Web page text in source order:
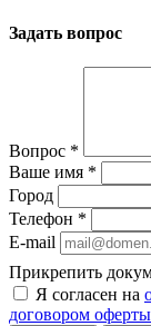
Задать вопрос
Вопрос *
Ваше имя *
Город
Телефон *
E-mail
Прикрепить
Я согласен на
договором